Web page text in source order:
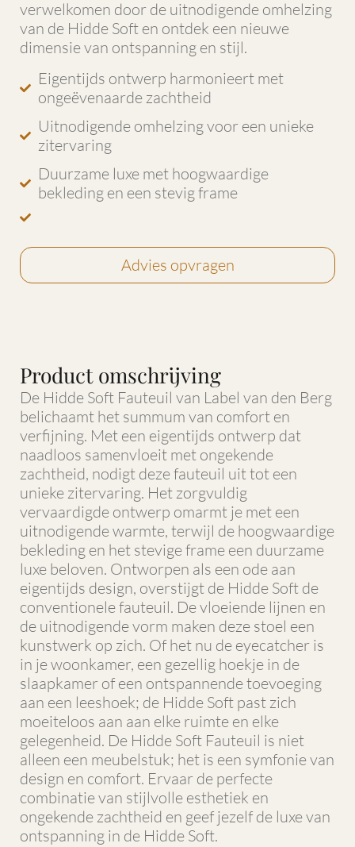
verwelkomen door de uitnodigende omhelzing
van de Hidde Soft en ontdek een nieuwe
dimensie van ontspanning en stijl.
Eigentijds ontwerp harmonieert met
ongeëvenaarde zachtheid
Uitnodigende omhelzing voor een unieke
zitervaring
Duurzame luxe met hoogwaardige
bekleding en een stevig frame
Advies opvragen
Product omschrijving
De Hidde Soft Fauteuil van Label van den Berg
belichaamt het summum van comfort en
verfijning. Met een eigentijds ontwerp dat
naadloos samenvloeit met ongekende
zachtheid, nodigt deze fauteuil uit tot een
unieke zitervaring. Het zorgvuldig
vervaardigde ontwerp omarmt je met een
uitnodigende warmte, terwijl de hoogwaardige
bekleding en het stevige frame een duurzame
luxe beloven. Ontworpen als een ode aan
eigentijds design, overstijgt de Hidde Soft de
conventionele fauteuil. De vloeiende lijnen en
de uitnodigende vorm maken deze stoel een
kunstwerk op zich. Of het nu de eyecatcher is
in je woonkamer, een gezellig hoekje in de
slaapkamer of een ontspannende toevoeging
aan een leeshoek; de Hidde Soft past zich
moeiteloos aan aan elke ruimte en elke
gelegenheid. De Hidde Soft Fauteuil is niet
alleen een meubelstuk; het is een symfonie van
design en comfort. Ervaar de perfecte
combinatie van stijlvolle esthetiek en
ongekende zachtheid en geef jezelf de luxe van
ontspanning in de Hidde Soft.